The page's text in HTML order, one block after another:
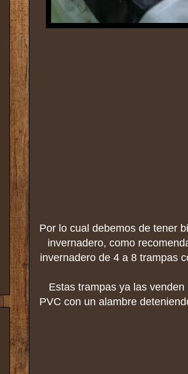
Por lo cual debemos de tener
invernadero, como
invernadero de 4 a 8 trampas
Estas trampas ya las
PVC con un alambre